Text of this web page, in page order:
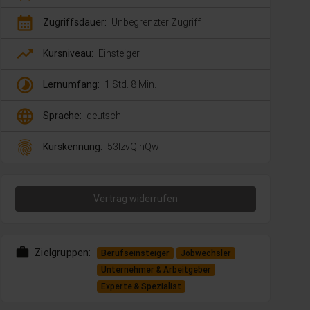
calendar_month Zugriffsdauer: Unbegrenzter Zugriff
trending_up Kursniveau: Einsteiger
timelapse Lernumfang: 1 Std. 8 Min.
language Sprache: deutsch
fingerprint Kurskennung: 53lzvQlnQw
Vertrag widerrufen
work Zielgruppen: Berufseinsteiger
Jobwechsler
Unternehmer & Arbeitgeber
Experte & Spezialist